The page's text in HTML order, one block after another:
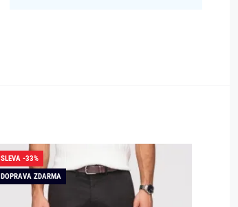
SLEVA -33%
DOPRAVA ZDARMA